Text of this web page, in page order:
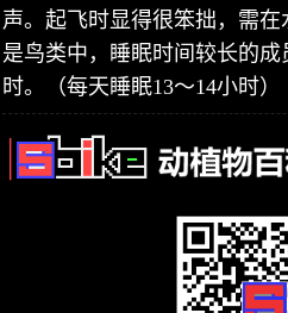
声。起飞时显得很笨拙，需
是鸟类中，睡眠时间较长的
时。（每天睡眠13～14小时）